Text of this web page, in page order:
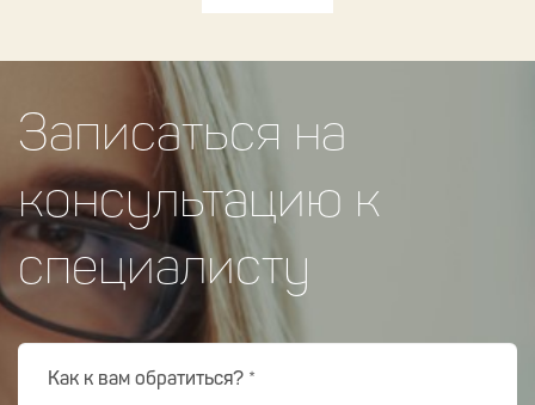
Записаться на
консультацию к
специалисту